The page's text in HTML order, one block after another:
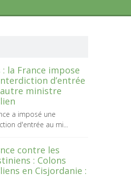
: la France impose
d’entrée
ministre
a imposé une
d'entrée au mi...
contre les
: Colons
en Cisjordanie :